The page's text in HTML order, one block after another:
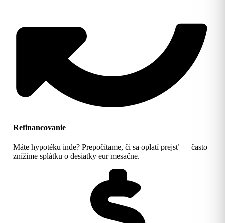
Refinancovanie
Máte hypotéku inde? Prepočítame, či sa oplatí prejsť — často
znížime splátku o desiatky eur mesačne.